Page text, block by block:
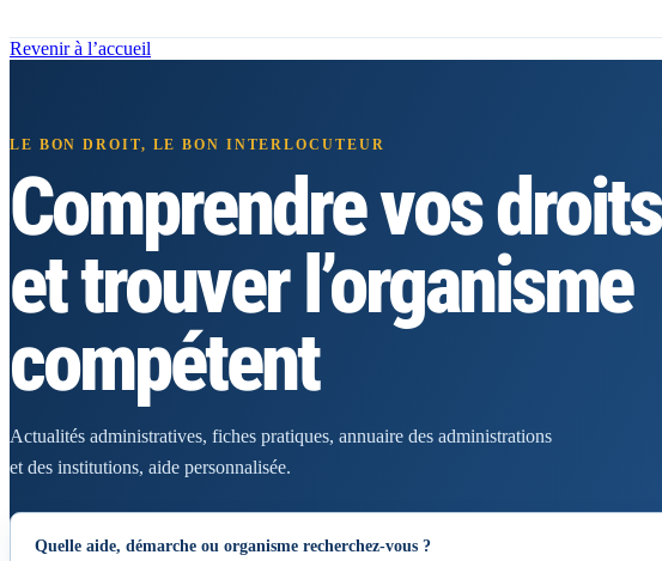
Revenir à l’accueil
LE BON DROIT, LE BON INTERLOCUTEUR
Comprendre vos droits
et trouver l’organisme
compétent
Actualités administratives, fiches pratiques, annuaire des administrations
et des institutions, aide personnalisée.
Quelle aide, démarche ou organisme recherchez-vous ?